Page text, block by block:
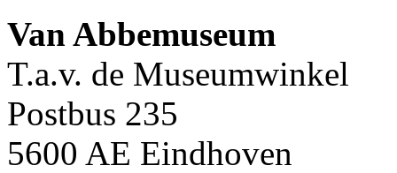
Van Abbemuseum
T.a.v. de Museumwinkel
Postbus 235
5600 AE Eindhoven